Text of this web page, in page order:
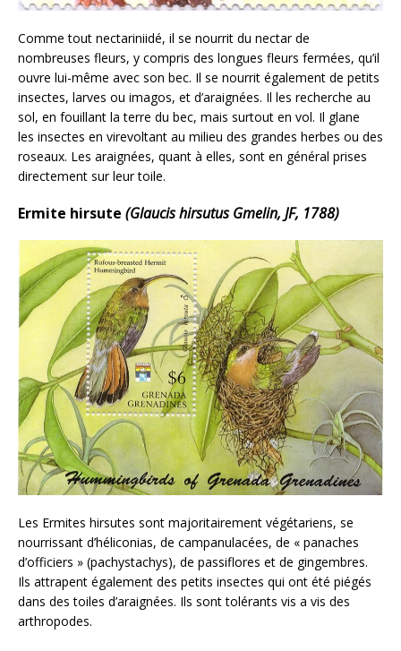
Comme tout nectariniidé, il se nourrit du nectar de
nombreuses fleurs, y compris des longues fleurs fermées, qu’il
ouvre lui-même avec son bec. Il se nourrit également de petits
insectes, larves ou imagos, et d’araignées. Il les recherche au
sol, en fouillant la terre du bec, mais surtout en vol. Il glane
les insectes en virevoltant au milieu des grandes herbes ou des
roseaux. Les araignées, quant à elles, sont en général prises
directement sur leur toile.
Ermite hirsute (Glaucis hirsutus Gmelin, JF, 1788)
Les Ermites hirsutes sont majoritairement végétariens, se
nourrissant d’héliconias, de campanulacées, de « panaches
d’officiers » (pachystachys), de passiflores et de gingembres.
Ils attrapent également des petits insectes qui ont été piégés
dans des toiles d’araignées. Ils sont tolérants vis a vis des
arthropodes.